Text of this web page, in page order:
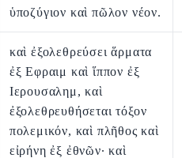
ὑποζύγιον καὶ πῶλον νέον.
καὶ ἐξολεθρεύσει ἅρματα
ἐξ Εφραιμ καὶ ἵππον ἐξ
Ιερουσαλημ, καὶ
ἐξολεθρευθήσεται τόξον
πολεμικόν, καὶ πλῆθος καὶ
εἰρήνη ἐξ ἐθνῶν· καὶ